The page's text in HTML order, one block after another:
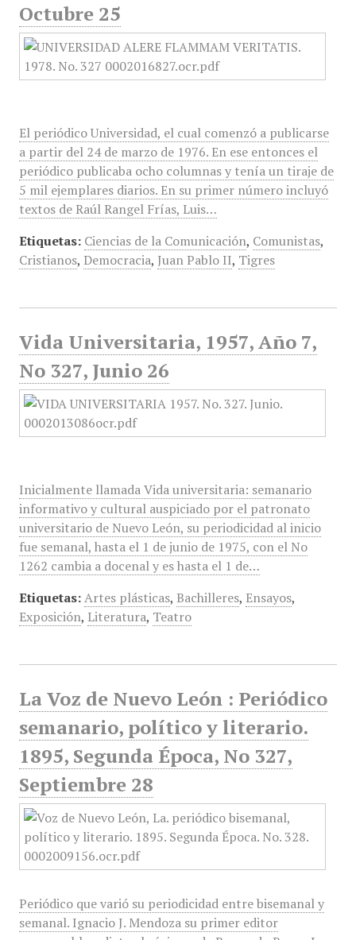
Octubre 25
El periódico Universidad, el cual comenzó a publicarse
a partir del 24 de marzo de 1976. En ese entonces el
periódico publicaba ocho columnas y tenía un tiraje de
5 mil ejemplares diarios. En su primer número incluyó
textos de Raúl Rangel Frías, Luis…
Etiquetas: Ciencias de la Comunicación, Comunistas,
Cristianos, Democracia, Juan Pablo II, Tigres
Vida Universitaria, 1957, Año 7,
No 327, Junio 26
Inicialmente llamada Vida universitaria: semanario
informativo y cultural auspiciado por el patronato
universitario de Nuevo León, su periodicidad al inicio
fue semanal, hasta el 1 de junio de 1975, con el No
1262 cambia a docenal y es hasta el 1 de…
Etiquetas: Artes plásticas, Bachilleres, Ensayos,
Exposición, Literatura, Teatro
La Voz de Nuevo León : Periódico
semanario, político y literario.
1895, Segunda Época, No 327,
Septiembre 28
Periódico que varió su periodicidad entre bisemanal y
semanal. Ignacio J. Mendoza su primer editor